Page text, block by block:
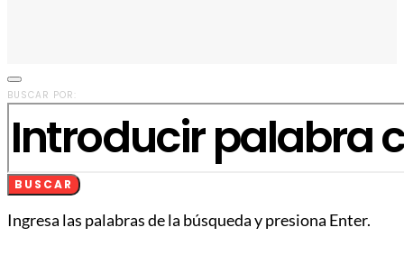
BUSCAR POR:
BUSCAR
Ingresa las palabras de la búsqueda y presiona Enter.